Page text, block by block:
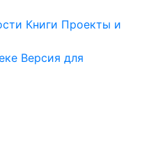
Книги Проекты и
Версия для